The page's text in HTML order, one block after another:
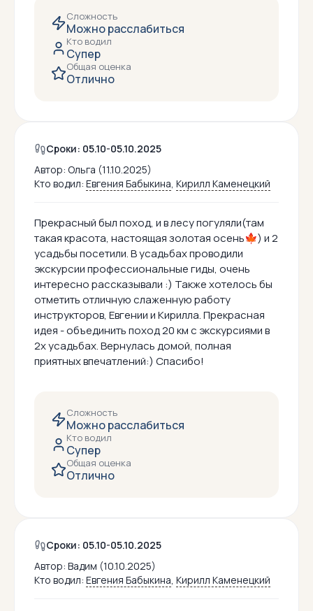
Сложность
Можно расслабиться
Кто водил
Супер
Общая оценка
Отлично
Сроки: 05.10-05.10.2025
Автор: Ольга (11.10.2025)
Кто водил: Евгения Бабыкина, Кирилл Каменецкий
Прекрасный был поход, и в лесу погуляли(там
такая красота, настоящая золотая осень🍁) и 2
усадьбы посетили. В усадьбах проводили
экскурсии профессиональные гиды, очень
интересно рассказывали :) Также хотелось бы
отметить отличную слаженную работу
инструкторов, Евгении и Кирилла. Прекрасная
идея - объединить поход 20 км с экскурсиями в
2х усадьбах. Вернулась домой, полная
приятных впечатлений:) Спасибо!
Сложность
Можно расслабиться
Кто водил
Супер
Общая оценка
Отлично
Сроки: 05.10-05.10.2025
Автор: Вадим (10.10.2025)
Кто водил: Евгения Бабыкина, Кирилл Каменецкий